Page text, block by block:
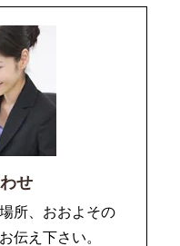
せ
所、おおよその
伝え下さい。